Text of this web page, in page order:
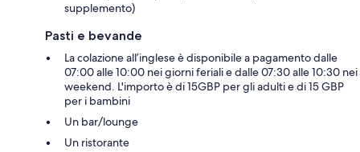
supplemento)
Pasti e bevande
La colazione all’inglese è disponibile a pagamento dalle
07:00 alle 10:00 nei giorni feriali e dalle 07:30 alle 10:30 nei
weekend. L'importo è di 15GBP per gli adulti e di 15 GBP
per i bambini
Un bar/lounge
Un ristorante